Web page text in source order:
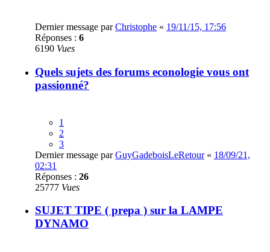
Dernier message parChristophe « 19/11/15, 17:56
Réponses : 6
6190 Vues
Quels sujets des forums econologie vous ont
passionné?
1
2
3
Dernier message parGuyGadeboisLeRetour« 18/09/21,
02:31
Réponses : 26
25777 Vues
SUJET TIPE ( prepa ) sur la LAMPE
DYNAMO